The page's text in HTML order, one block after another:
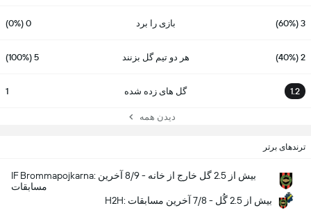
3 (60%) بازی را برد 0 (0%)
2 (40%) هر دو تیم گل بزنند 5 (100%)
1.2 گل های زده شده 1
دیدن همه
ترندهای برتر
IF Brommapojkarna: بیش از 2.5 گل خارج از خانه - 8/9 آخرین
مسابقات
H2H: بیش از 2.5 گُل - 7/8 آخرین مسابقات